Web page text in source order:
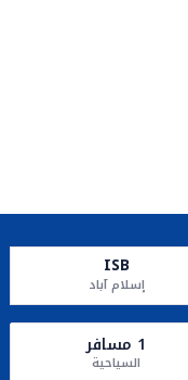
ISB
إسلام آباد
1 مسافر
السياحية